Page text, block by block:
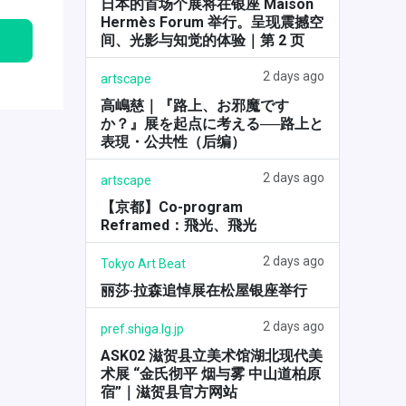
日本的首场个展将在银座 Maison
Hermès Forum 举行。呈现震撼空
间、光影与知觉的体验｜第 2 页
artscape 2 days ago
高嶋慈｜『路上、お邪魔です
か？』展を起点に考える──路上と
表現・公共性（后编）
artscape 2 days ago
【京都】Co-program
Reframed：飛光、飛光
Tokyo Art Beat 2 days ago
丽莎·拉森追悼展在松屋银座举行
pref.shiga.lg.jp 2 days ago
ASK02 滋贺县立美术馆湖北现代美
术展 “金氏彻平 烟与雾 中山道柏原
宿”｜滋贺县官方网站